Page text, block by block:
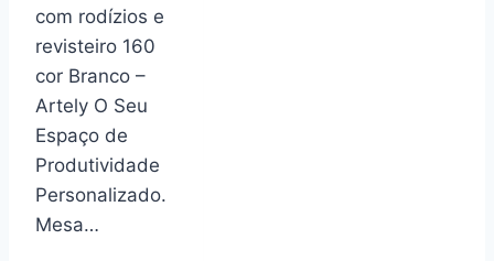
com rodízios e
revisteiro 160
cor Branco –
Artely O Seu
Espaço de
Produtividade
Personalizado.
Mesa…